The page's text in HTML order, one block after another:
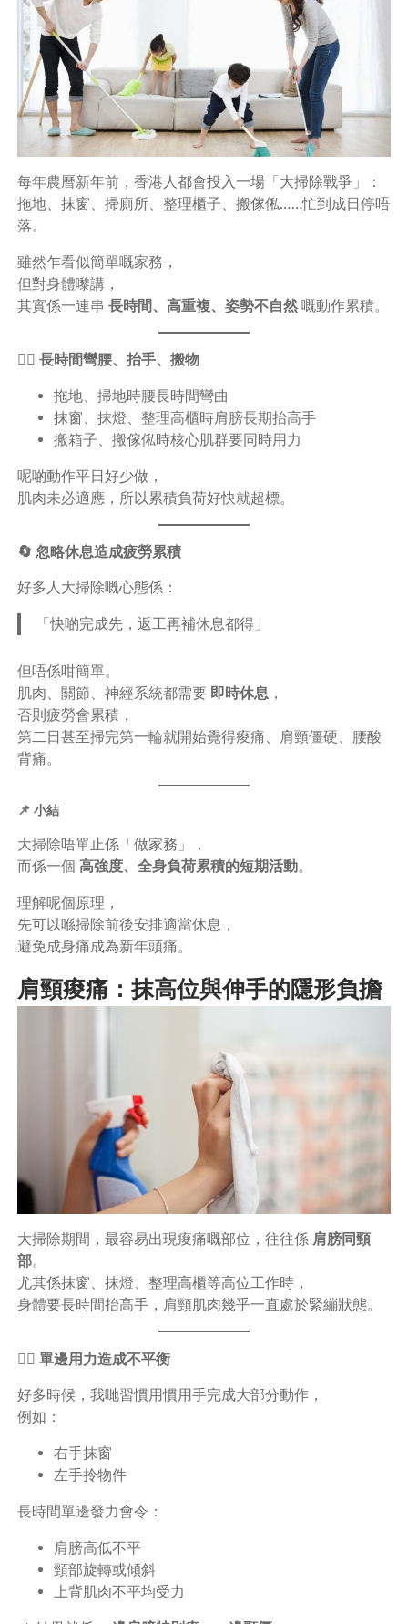
每年農曆新年前，香港人都會投入一場「大掃除戰爭」：
拖地、抹窗、掃廁所、整理櫃子、搬傢俬……忙到成日停唔
落。
雖然乍看似簡單嘅家務，
但對身體嚟講，
其實係一連串 長時間、高重複、姿勢不自然嘅動作累積。
🧍‍♀️ 長時間彎腰、抬手、搬物
拖地、掃地時腰長時間彎曲
抹窗、抹燈、整理高櫃時肩膀長期抬高手
搬箱子、搬傢俬時核心肌群要同時用力
呢啲動作平日好少做，
肌肉未必適應，所以累積負荷好快就超標。
🔄 忽略休息造成疲勞累積
好多人大掃除嘅心態係：
「快啲完成先，返工再補休息都得」
但唔係咁簡單。
肌肉、關節、神經系統都需要 即時休息，
否則疲勞會累積，
第二日甚至掃完第一輪就開始覺得痠痛、肩頸僵硬、腰酸
背痛。
📌 小結
大掃除唔單止係「做家務」，
而係一個 高強度、全身負荷累積的短期活動。
理解呢個原理，
先可以喺掃除前後安排適當休息，
避免成身痛成為新年頭痛。
肩頸痠痛：抹高位與伸手的隱形負擔
大掃除期間，最容易出現痠痛嘅部位，往往係 肩膀同頸
部。
尤其係抹窗、抹燈、整理高櫃等高位工作時，
身體要長時間抬高手，肩頸肌肉幾乎一直處於緊繃狀態。
🏋️‍♀️ 單邊用力造成不平衡
好多時候，我哋習慣用慣用手完成大部分動作，
例如：
右手抹窗
左手拎物件
長時間單邊發力會令：
肩膀高低不平
頸部旋轉或傾斜
上背肌肉不平均受力